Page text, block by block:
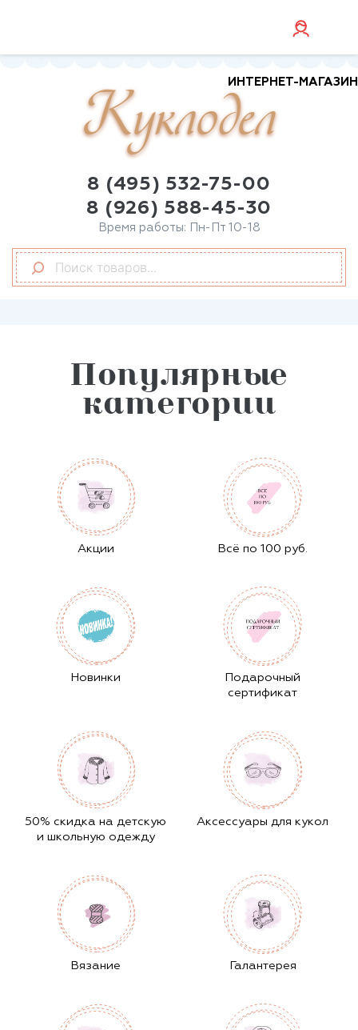
ИНТЕРНЕТ-МАГАЗИН
Куклодел
8 (495) 532-75-00
8 (926) 588-45-30
Время работы: Пн-Пт 10-18
Популярные
категории
Aкции Всё по 100 руб.
Новинки
Подарочный
сертификат
50% скидка на детскую
и школьную одежду
Аксессуары для кукол
Вязание Галантерея